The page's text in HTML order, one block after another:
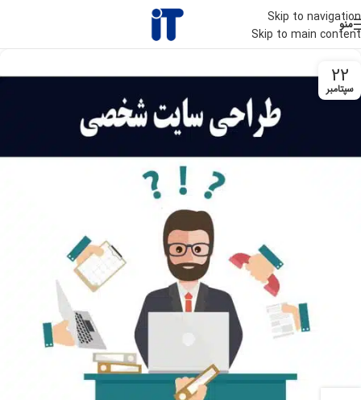
Skip to navigation
Skip to main content
منو
22
سپتامبر